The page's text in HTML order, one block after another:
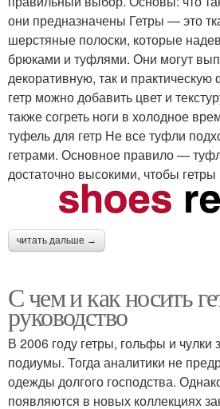
они предназначены Гетры — это
шерстяные полоски, которые
брюками и туфлями. Они могут
декоративную, так и
гетр можно добавить цвет и
также согреть ноги в холодное
туфель для гетр Не все туфли
гетрами. Основное правило —
достаточно высокими, чтобы
читать дальше →
С чем и как носить
руководство
В 2006 году гетры, гольфы и
подиумы. Тогда аналитики не
одежды долгого господства.
появляются в новых коллекциях